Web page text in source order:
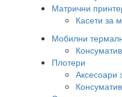
Матрични
Касети за
Мобилни
Плотери
Аксесоари